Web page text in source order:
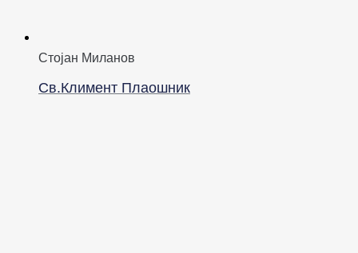
Стојан Миланов
Св.Климент Плаошник